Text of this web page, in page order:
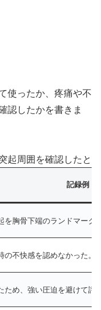
使ったか、疼痛や不
認したかを書きま
起周囲を確認したと
記録例
を胸骨下端のランドマーク
不快感を認めなかった。
ため、強い圧迫を避けて評